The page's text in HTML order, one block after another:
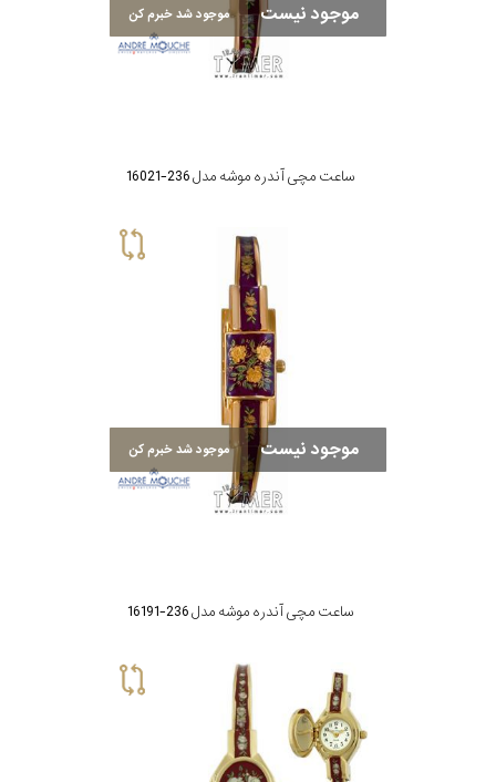
موجود نیست موجود شد خبرم کن
ساعت مچی آندره موشه مدل 236-16021
موجود نیست موجود شد خبرم کن
ساعت مچی آندره موشه مدل 236-16191